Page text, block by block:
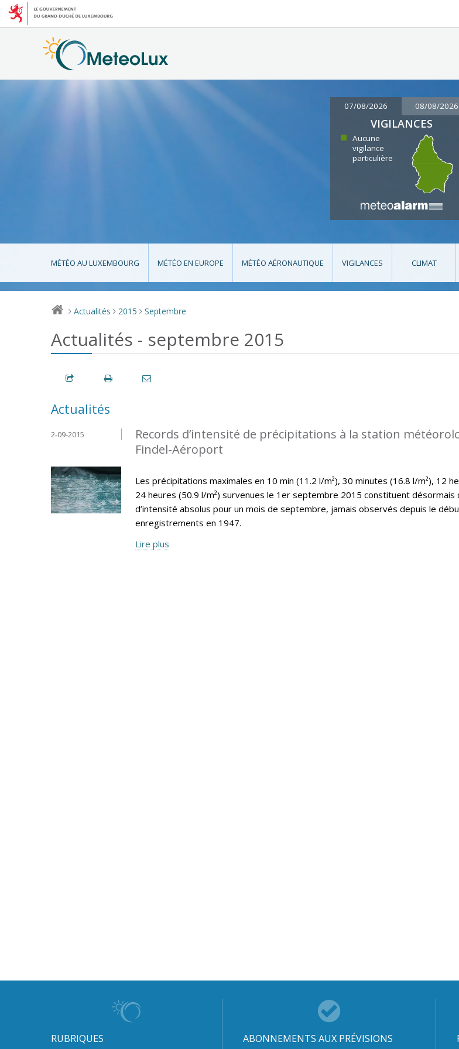
07/08/2026 08/08/2026
VIGILANCES
Aucune
vigilance
particulière
MÉTÉO AU LUXEMBOURG MÉTÉO EN EUROPE MÉTÉO AÉRONAUTIQUE VIGILANCES CLIMAT
> Actualités > 2015 > Septembre
Actualités - septembre 2015
Actualités
Records d’intensité de précipitations à la station
Findel-Aéroport
2-09-2015
Les précipitations maximales en 10 min (11.2 l/m²), 30 minutes (16.8 l/m²), 12
24 heures (50.9 l/m²) survenues le 1er septembre 2015 constituent désormais
d’intensité absolus pour un mois de septembre, jamais observés depuis le
enregistrements en 1947.
Lire plus
RUBRIQUES ABONNEMENTS AUX PRÉVISIONS